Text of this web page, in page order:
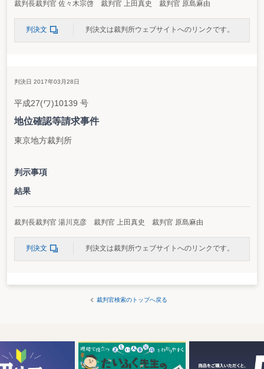
裁判長裁判官 佐々木宗啓 裁判官 上田真史 裁判官 原島麻由
判決文 判決文は裁判所ウェブサイトへのリンクです。
判決日 2017年03月28日
平成27(ワ)10139 号
地位確認等請求事件
東京地方裁判所
判示事項
結果
裁判長裁判官 湯川克彦 裁判官 上田真史 裁判官 原島麻由
判決文 判決文は裁判所ウェブサイトへのリンクです。
裁判官検索のトップへ戻る